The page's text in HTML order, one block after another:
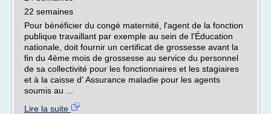
22 semaines
Pour bénéficier du congé maternité, l'agent de la fonction
publique travaillant par exemple au sein de l'Éducation
nationale, doit fournir un certificat de grossesse avant la
fin du 4ème mois de grossesse au service du personnel
de sa collectivité pour les fonctionnaires et les stagiaires
et à la caisse d' Assurance maladie pour les agents
soumis au ...
Lire la suite